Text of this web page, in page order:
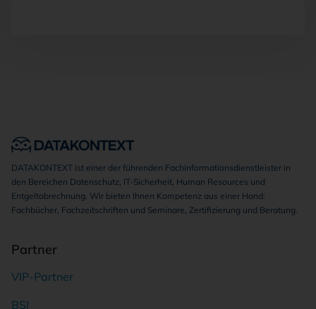
DATAKONTEXT ist einer der führenden Fachinformationsdienstleister in
den Bereichen Datenschutz, IT-Sicherheit, Human Resources und
Entgeltabrechnung. Wir bieten Ihnen Kompetenz aus einer Hand:
Fachbücher, Fachzeitschriften und Seminare, Zertifizierung und Beratung.
Partner
VIP-Partner
BSI